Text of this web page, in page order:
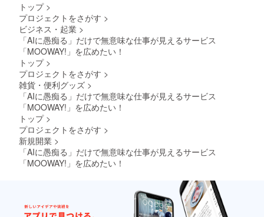
トップ >
プロジェクトをさがす >
ビジネス・起業 >
「AIに愚痴る」だけで無意味な仕事が見えるサービス
「MOOWAY!」を広めたい！
トップ >
プロジェクトをさがす >
雑貨・便利グッズ >
「AIに愚痴る」だけで無意味な仕事が見えるサービス
「MOOWAY!」を広めたい！
トップ >
プロジェクトをさがす >
新規開業 >
「AIに愚痴る」だけで無意味な仕事が見えるサービス
「MOOWAY!」を広めたい！